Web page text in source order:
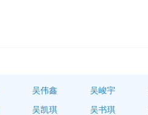
吴伟鑫 吴峻宇
吴凯琪 吴书琪